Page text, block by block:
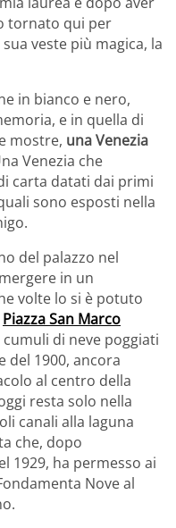
tornato qui per
veste più magica, la
in bianco e nero,
e in quella di
mostre, una Venezia
Venezia che
carta datati dai primi
sono esposti nella
del palazzo nel
in un
volte lo si è potuto
Piazza San Marco
di neve poggiati
del 1900, ancora
al centro della
resta solo nella
canali alla laguna
che, dopo
1929, ha permesso ai
Nove al